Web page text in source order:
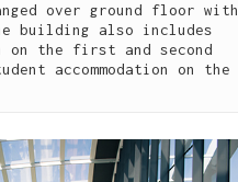
over ground floor with
building also includes
on the first and second
accommodation on the